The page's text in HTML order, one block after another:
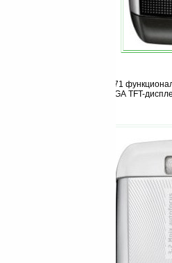
класса с подобными E71
Устройство оснащено QVGA TFT-
и Bluetooth (A2DP и EDR).